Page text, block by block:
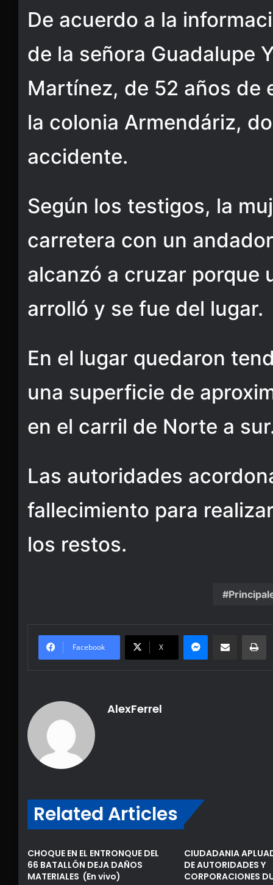
De acuerdo a la
de la señora Guadalupe
Martínez, de 52 años de
la colonia Armendáriz,
accidente.
Según los testigos, la
carretera con un
alcanzó a cruzar porque
arrolló y se fue del lugar.
En el lugar quedaron
una superficie de
en el carril de Norte a
Las autoridades
fallecimiento para
los restos.
Facebook X
Messenger
Share via Email
AlexFerrel
Related Articles
CHOQUE EN EL ENTRONQUE DEL
66 BATALLÓN DEJA DAÑOS
MATERIALES (En vivo)
CIUDADANIA
DE AUTORIDADES Y
CORPORACIONES